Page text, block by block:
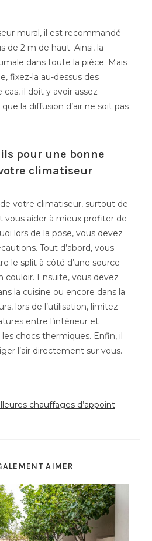
mural, il est recommandé
de 2 m de haut. Ainsi, la
dans toute la pièce. Mais
fixez-la au-dessus des
il doit y avoir assez
la diffusion d’air ne soit pas
pour une bonne
climatiseur
votre climatiseur, surtout de
vous aider à mieux profiter de
lors de la pose, vous devez
Tout d’abord, vous
le split à côté d’une source
couloir. Ensuite, vous devez
la cuisine ou encore dans la
lors de l’utilisation, limitez
entre l’intérieur et
chocs thermiques. Enfin, il
l’air directement sur vous.
chauffages d’appoint
AIMER